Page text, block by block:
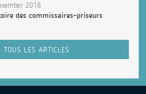
2018
des commissaires-priseurs
TOUS LES ARTICLES